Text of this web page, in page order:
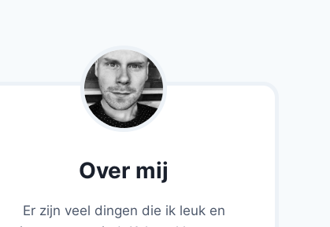
Over mij
Er zijn veel dingen die ik leuk en